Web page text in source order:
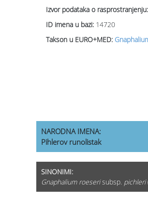
Izvor podataka o rasprostranjenju:
ID imena u bazi: 14720
Takson u EURO+MED:
NARODNA IMENA:
Pihlerov runolistak
SINONIMI:
Gnaphalium roeserisubsp. pichleri